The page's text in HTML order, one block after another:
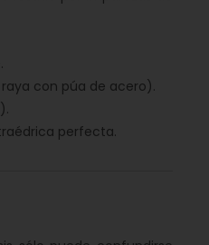
con púa de acero).
perfecta.